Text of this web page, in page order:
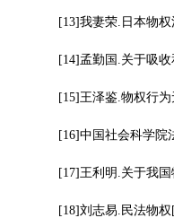
[13]我妻荣.日本物
[14]孟勤国.关于吸
[15]王泽鉴.物权行
[16]中国社会科学院
[17]王利明.关于我
[18]刘志易.民法物